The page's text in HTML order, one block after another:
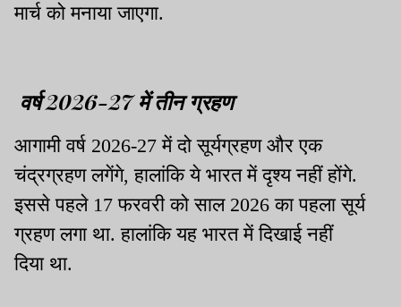
मार्च को मनाया जाएगा.
वर्ष 2026-27 में तीन ग्रहण
आगामी वर्ष 2026-27 में दो सूर्यग्रहण और एक
चंद्रग्रहण लगेंगे, हालांकि ये भारत में दृश्य नहीं होंगे.
इससे पहले 17 फरवरी को साल 2026 का पहला सूर्य
ग्रहण लगा था. हालांकि यह भारत में दिखाई नहीं
दिया था.